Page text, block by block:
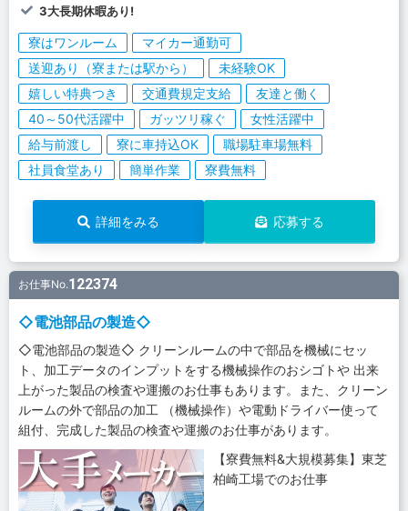
3大長期休暇あり!
寮はワンルーム
マイカー通勤可
送迎あり（寮または駅から）
未経験OK
嬉しい特典つき
交通費規定支給
友達と働く
40～50代活躍中
ガッツリ稼ぐ
女性活躍中
給与前渡し
寮に車持込OK
職場駐車場無料
社員食堂あり
簡単作業 寮費無料
詳細をみる 応募する
お仕事No.122374
◇電池部品の製造◇
◇電池部品の製造◇ クリーンルームの中で部品を機械にセッ
ト、加工データのインプットをする機械操作のおシゴトや 出来
上がった製品の検査や運搬のお仕事もあります。また、クリーン
ルームの外で部品の加工 （機械操作）や電動ドライバー使って
組付、完成した製品の検査や運搬のお仕事があります。
【寮費無料&大規模募集】東芝
柏崎工場でのお仕事